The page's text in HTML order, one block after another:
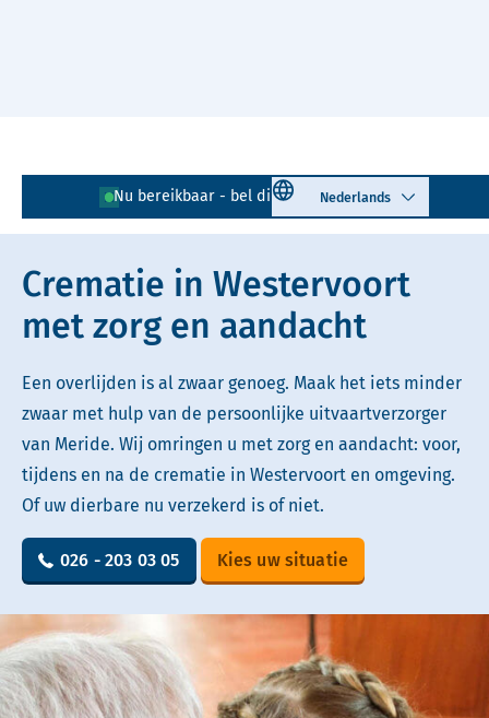
Nu bereikbaar - bel direct! 026 - 203 03 05
Select language
Lees voor Uitleg woorden
Simpele tekst
Crematie in Westervoort
met zorg en aandacht
Een overlijden is al zwaar genoeg. Maak het iets minder
zwaar met hulp van de persoonlijke uitvaartverzorger
van Meride. Wij omringen u met zorg en aandacht: voor,
tijdens en na de crematie in Westervoort en omgeving.
Of uw dierbare nu verzekerd is of niet.
026 - 203 03 05 Kies uw situatie